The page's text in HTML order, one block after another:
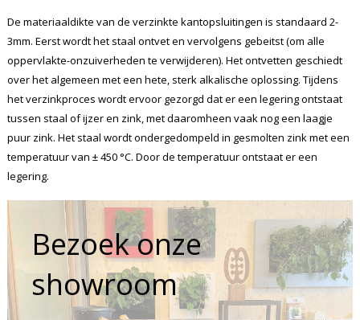
De materiaaldikte van de verzinkte kantopsluitingen is standaard 2-
3mm. Eerst wordt het staal ontvet en vervolgens gebeitst (om alle
oppervlakte-onzuiverheden te verwijderen). Het ontvetten geschiedt
over het algemeen met een hete, sterk alkalische oplossing. Tijdens
het verzinkproces wordt ervoor gezorgd dat er een legering ontstaat
tussen staal of ijzer en zink, met daaromheen vaak nog een laagje
puur zink. Het staal wordt ondergedompeld in gesmolten zink met een
temperatuur van ± 450 °C. Door de temperatuur ontstaat er een
legering.
Bezoek onze
showroom